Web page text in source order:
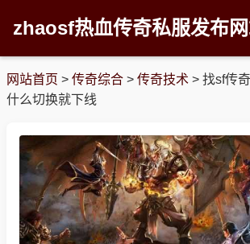
zhaosf热血传奇私服发布
网站首页 > 传奇综合 > 传奇技术 > 找sf传
什么切换就下线